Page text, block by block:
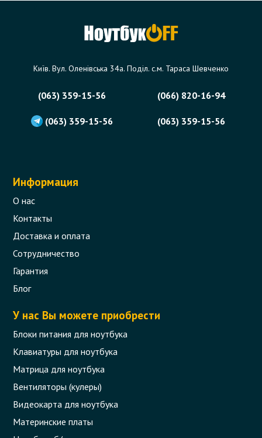
Київ. Вул. Оленівська 34а. Поділ. с.м. Тараса Шевченко
(063) 359-15-56 (066) 820-16-94
(063) 359-15-56 (063) 359-15-56
Информация
О нас
Контакты
Доставка и оплата
Сотрудничество
Гарантия
Блог
У нас Вы можете приобрести
Блоки питания для ноутбука
Клавиатуры для ноутбука
Матрица для ноутбука
Вентиляторы (кулеры)
Видеокарта для ноутбука
Материнские платы